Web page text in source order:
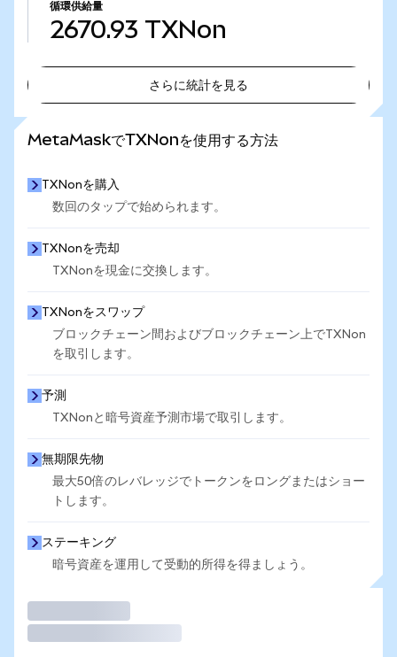
循環供給量
2670.93 TXNon
さらに統計を見る
MetaMaskでTXNonを使用する方法
TXNonを購入
数回のタップで始められます。
TXNonを売却
TXNonを現金に交換します。
TXNonをスワップ
ブロックチェーン間およびブロックチェーン上でTXNon
を取引します。
予測
TXNonと暗号資産予測市場で取引します。
無期限先物
最大50倍のレバレッジでトークンをロングまたはショー
トします。
ステーキング
暗号資産を運用して受動的所得を得ましょう。